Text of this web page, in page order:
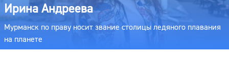
Ирина Андреева
Мурманск по праву носит звание столицы ледяного плавания
на планете